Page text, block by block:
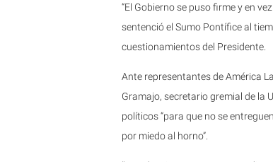
“El Gobierno se puso firme y en
sentenció el Sumo Pontífice al
cuestionamientos del Presidente.
Ante representantes de América
Gramajo, secretario gremial de la
políticos “para que no se
por miedo al horno”.